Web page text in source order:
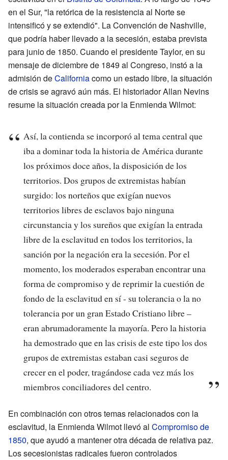
en el Sur, "la retórica de la resistencia al Norte se
intensificó y se extendió". La Convención de Nashville,
que podría haber llevado a la secesión, estaba prevista
para junio de 1850. Cuando el presidente Taylor, en su
mensaje de diciembre de 1849 al Congreso, instó a la
admisión deCaliforniacomo un estado libre, la situación
de crisis se agravó aún más. El historiador Allan Nevins
resume la situación creada por la Enmienda Wilmot:
Así, la contienda se incorporó al tema central que
iba a dominar toda la historia de América durante
los próximos doce años, la disposición de los
territorios. Dos grupos de extremistas habían
surgido: los norteños que exigían nuevos
territorios libres de esclavos bajo ninguna
circunstancia y los sureños que exigían la entrada
libre de la esclavitud en todos los territorios, la
sanción por la negación era la secesión. Por el
momento, los moderados esperaban encontrar una
forma de compromiso y de reprimir la cuestión de
fondo de la esclavitud en sí - su tolerancia o la no
tolerancia por un gran Estado Cristiano libre –
eran abrumadoramente la mayoría. Pero la historia
ha demostrado que en las crisis de este tipo los dos
grupos de extremistas estaban casi seguros de
crecer en el poder, tragándose cada vez más los
miembros conciliadores del centro.
En combinación con otros temas relacionados con la
esclavitud, la Enmienda Wilmot llevó al Compromiso de
1850, que ayudó a mantener otra década de relativa paz.
Los secesionistas radicales fueron controlados